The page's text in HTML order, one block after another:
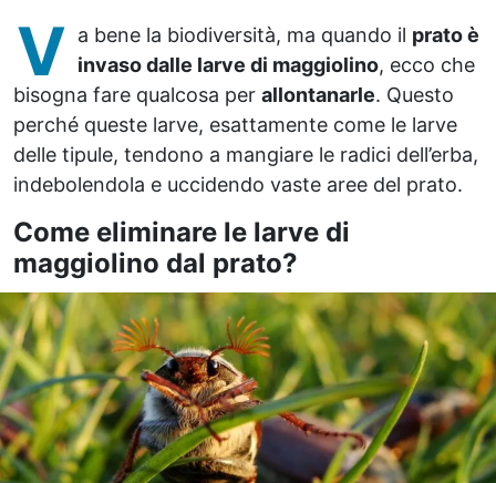
V a bene la biodiversità, ma quando il prato è
invaso dalle larve di maggiolino, ecco che
bisogna fare qualcosa per allontanarle. Questo
perché queste larve, esattamente come le larve
delle tipule, tendono a mangiare le radici dell’erba,
indebolendola e uccidendo vaste aree del prato.
Come eliminare le larve di
maggiolino dal prato?